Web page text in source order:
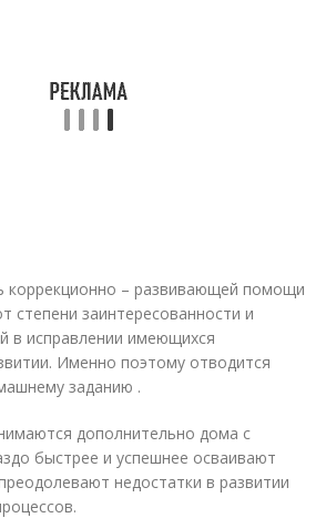
коррекционно – развивающей помощи
степени заинтересованности и
в исправлении имеющихся
Именно поэтому отводится
заданию .
дополнительно дома с
быстрее и успешнее осваивают
недостатки в развитии